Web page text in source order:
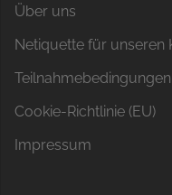
Über uns
Netiquette für unseren
Cookie-Richtlinie (EU)
Impressum